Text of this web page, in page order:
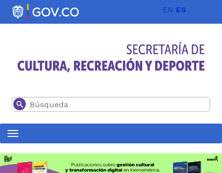
Pasar al contenido principal EN ES
Buscar